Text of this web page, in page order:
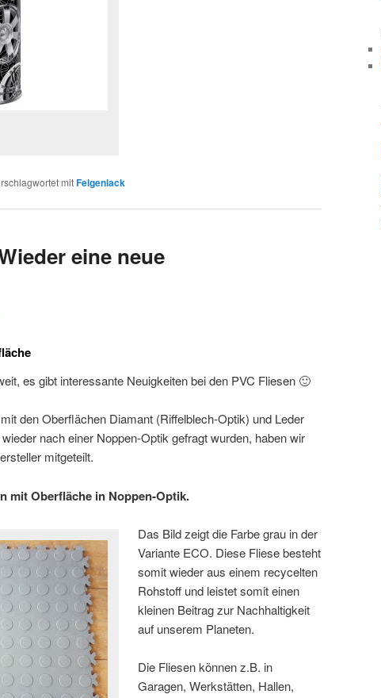
mitFelgenlack
eine neue
es gibt interessante Neuigkeiten bei den PVC Fliesen 🙂
den Oberflächen Diamant (Riffelblech-Optik) und Leder
nach einer Noppen-Optik gefragt wurden, haben wir
mitgeteilt.
mit Oberfläche in Noppen-Optik.
Das Bild zeigt die Farbe grau in der
Variante ECO. Diese Fliese besteht
somit wieder aus einem recycelten
Rohstoff und leistet somit einen
kleinen Beitrag zur Nachhaltigkeit
auf unserem Planeten.
Die Fliesen können z.B. in
Garagen, Werkstätten, Hallen,